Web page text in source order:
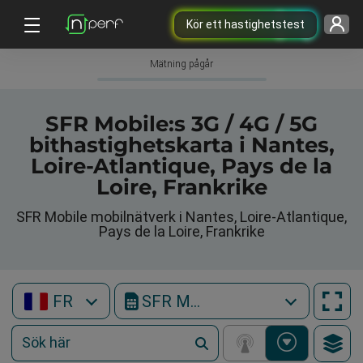
Kör ett hastighetstest
Mätning pågår
SFR Mobile:s 3G / 4G / 5G
bithastighetskarta i Nantes,
Loire-Atlantique, Pays de la
Loire, Frankrike
SFR Mobile mobilnätverk i Nantes, Loire-Atlantique,
Pays de la Loire, Frankrike
FR SFR Mobile